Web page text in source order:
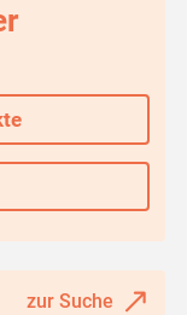
zur Suche